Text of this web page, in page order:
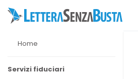
Home
Servizi fiduciari